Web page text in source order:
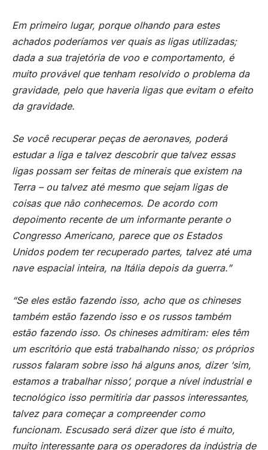
Em primeiro lugar, porque olhando para estes
achados poderíamos ver quais as ligas utilizadas;
dada a sua trajetória de voo e comportamento, é
muito provável que tenham resolvido o problema da
gravidade, pelo que haveria ligas que evitam o efeito
da gravidade.
Se você recuperar peças de aeronaves, poderá
estudar a liga e talvez descobrir que talvez essas
ligas possam ser feitas de minerais que existem na
Terra – ou talvez até mesmo que sejam ligas de
coisas que não conhecemos. De acordo com
depoimento recente de um informante perante o
Congresso Americano, parece que os Estados
Unidos podem ter recuperado partes, talvez até uma
nave espacial inteira, na Itália depois da guerra.”
“Se eles estão fazendo isso, acho que os chineses
também estão fazendo isso e os russos também
estão fazendo isso. Os chineses admitiram: eles têm
um escritório que está trabalhando nisso; os próprios
russos falaram sobre isso há alguns anos, dizer ‘sim,
estamos a trabalhar nisso’, porque a nível industrial e
tecnológico isso permitiria dar passos interessantes,
talvez para começar a compreender como
funcionam. Escusado será dizer que isto é muito,
muito interessante para os operadores da indústria de